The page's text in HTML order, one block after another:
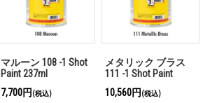
マルーン 108 -1 Shot
Paint 237ml
7,700円 (税込)
メタリック ブラス
111 -1 Shot Paint
237ml
10,560円 (税込)